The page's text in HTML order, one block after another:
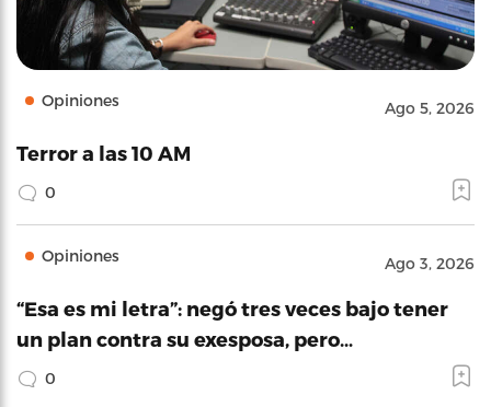
Opiniones Ago 5, 2026
Terror a las 10 AM
0
Opiniones Ago 3, 2026
“Esa es mi letra”: negó tres veces bajo tener
un plan contra su exesposa, pero…
0